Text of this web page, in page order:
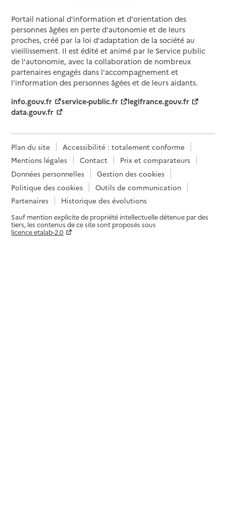
Portail national d'information et d'orientation des
personnes âgées en perte d'autonomie et de leurs
proches, créé par la loi d'adaptation de la société au
vieillissement. Il est édité et animé par le Service public
de l'autonomie, avec la collaboration de nombreux
partenaires engagés dans l'accompagnement et
l'information des personnes âgées et de leurs aidants.
info.gouv.fr
service-public.fr
legifrance.gouv.fr
data.gouv.fr
Plan du site
Accessibilité : totalement conforme
Mentions légales
Contact
Prix et comparateurs
Données personnelles
Gestion des cookies
Politique des cookies
Outils de communication
Partenaires
Historique des évolutions
Sauf mention explicite de propriété intellectuelle détenue par des
tiers, les contenus de ce site sont proposés sous
licence etalab-2.0